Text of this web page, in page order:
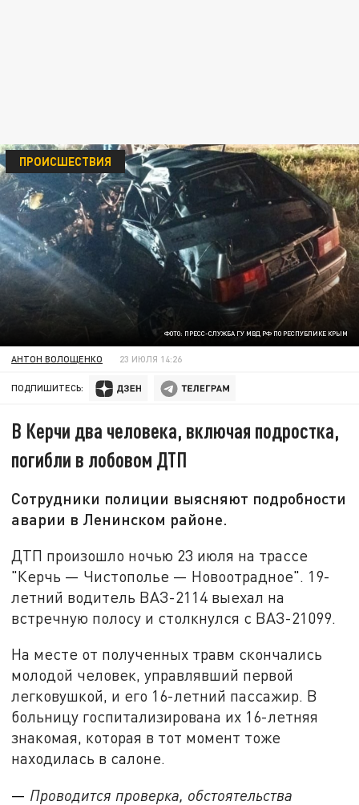
ФОТО: ПРЕСС-СЛУЖБА ГУ МВД РФ ПО РЕСПУБЛИКЕ КРЫМ
ПРОИСШЕСТВИЯ
АНТОН ВОЛОЩЕНКО 23 ИЮЛЯ 14:26
ПОДПИШИТЕСЬ:
В Керчи два человека, включая подростка,
погибли в лобовом ДТП
Сотрудники полиции выясняют подробности
аварии в Ленинском районе.
ДТП произошло ночью 23 июля на трассе
"Керчь — Чистополье — Новоотрадное". 19-
летний водитель ВАЗ-2114 выехал на
встречную полосу и столкнулся с ВАЗ-21099.
На месте от полученных травм скончались
молодой человек, управлявший первой
легковушкой, и его 16-летний пассажир. В
больницу госпитализирована их 16-летняя
знакомая, которая в тот момент тоже
находилась в салоне.
— Проводится проверка, обстоятельства